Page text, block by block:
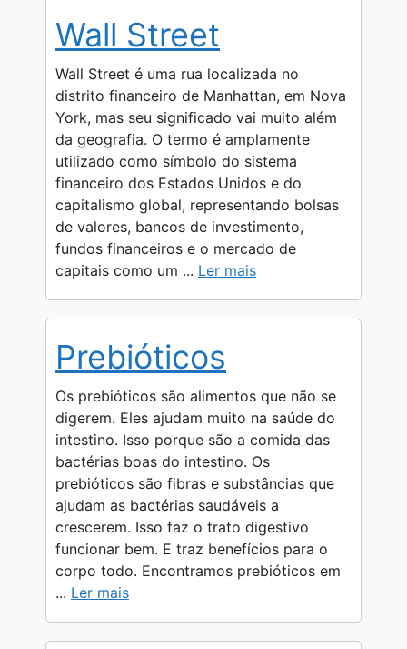
s
A
p
p
g
r
a
m
e
n
g
e
r
b
o
o
k
i
n
k
Wall Street
Wall Street é uma rua localizada no
distrito financeiro de Manhattan, em Nova
York, mas seu significado vai muito além
da geografia. O termo é amplamente
utilizado como símbolo do sistema
financeiro dos Estados Unidos e do
capitalismo global, representando bolsas
de valores, bancos de investimento,
fundos financeiros e o mercado de
capitais como um ... Ler mais
Prebióticos
Os prebióticos são alimentos que não se
digerem. Eles ajudam muito na saúde do
intestino. Isso porque são a comida das
bactérias boas do intestino. Os
prebióticos são fibras e substâncias que
ajudam as bactérias saudáveis a
crescerem. Isso faz o trato digestivo
funcionar bem. E traz benefícios para o
corpo todo. Encontramos prebióticos em
... Ler mais